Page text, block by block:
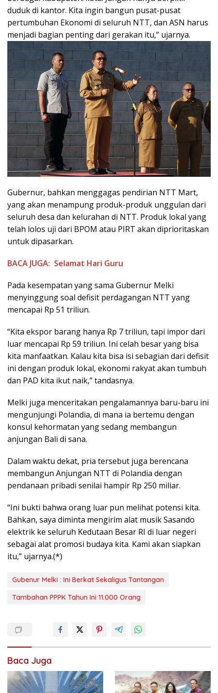
duduk di kantor. Kita ingin bangun pusat-pusat
pertumbuhan Ekonomi di seluruh NTT, dan ASN harus
menjadi bagian penting dari gerakan itu,” ujarnya.
Gubernur, bahkan menggagas pendirian NTT Mart,
yang akan menampung produk-produk unggulan dari
seluruh desa dan kelurahan di NTT. Produk lokal yang
telah lolos uji dari BPOM atau PIRT akan diprioritaskan
untuk dipasarkan.
BACA JUGA: Selamat Hari Guru
Pada kesempatan yang sama Gubernur Melki
menyinggung soal defisit perdagangan NTT yang
mencapai Rp 51 triliun.
“Kita ekspor barang hanya Rp 7 triliun, tapi impor dari
luar mencapai Rp 59 triliun. Ini celah besar yang bisa
kita manfaatkan. Kalau kita bisa isi sebagian dari defisit
ini dengan produk lokal, ekonomi rakyat akan tumbuh
dan PAD kita ikut naik,” tandasnya.
Melki juga menceritakan pengalamannya baru-baru ini
mengunjungi Polandia, di mana ia bertemu dengan
konsul kehormatan yang sedang membangun
anjungan Bali di sana.
Dalam waktu dekat, pria tersebut juga berencana
membangun Anjungan NTT di Polandia dengan
pendanaan pribadi senilai hampir Rp 250 miliar.
“Ini bukti bahwa orang luar pun melihat potensi kita.
Bahkan, saya diminta mengirim alat musik Sasando
elektrik ke seluruh Kedutaan Besar RI di luar negeri
sebagai alat promosi budaya kita. Kami akan siapkan
itu,” ujarnya.(*)
Gubenur Melki : Ini Berkat Sekaligus Tantangan
Tambahan PPPK Tahun Ini 11.000 Orang
Baca Juga